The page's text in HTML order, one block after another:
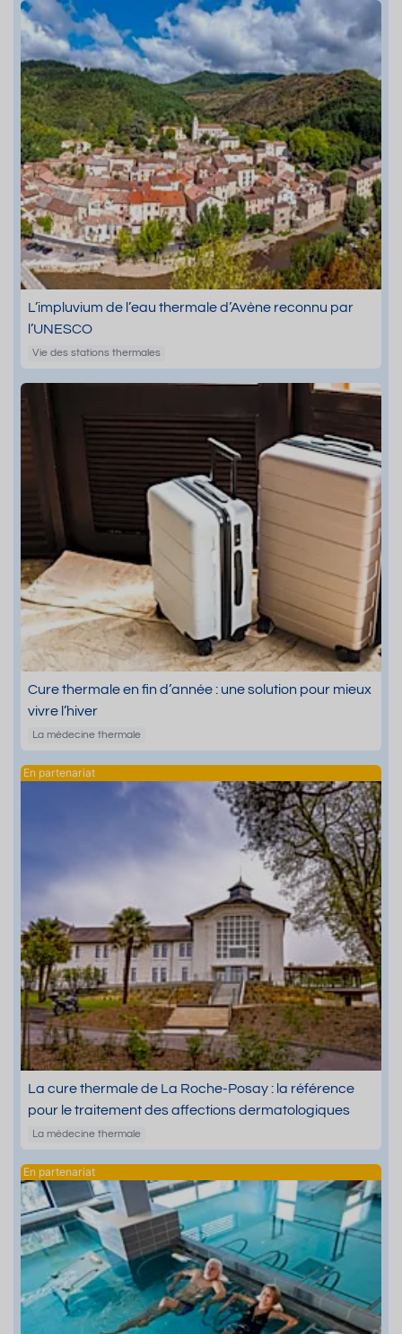
L’impluvium de l’eau thermale d’Avène reconnu par
l’UNESCO
Vie des stations thermales
Cure thermale en fin d’année : une solution pour mieux
vivre l’hiver
La médecine thermale
La cure thermale de La Roche-Posay : la référence
pour le traitement des affections dermatologiques
La médecine thermale